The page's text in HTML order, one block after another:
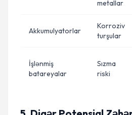
metallar
Akkumulyatorlar
Korroziv
turşular
İşlənmiş
batareyalar
Sızma
riski